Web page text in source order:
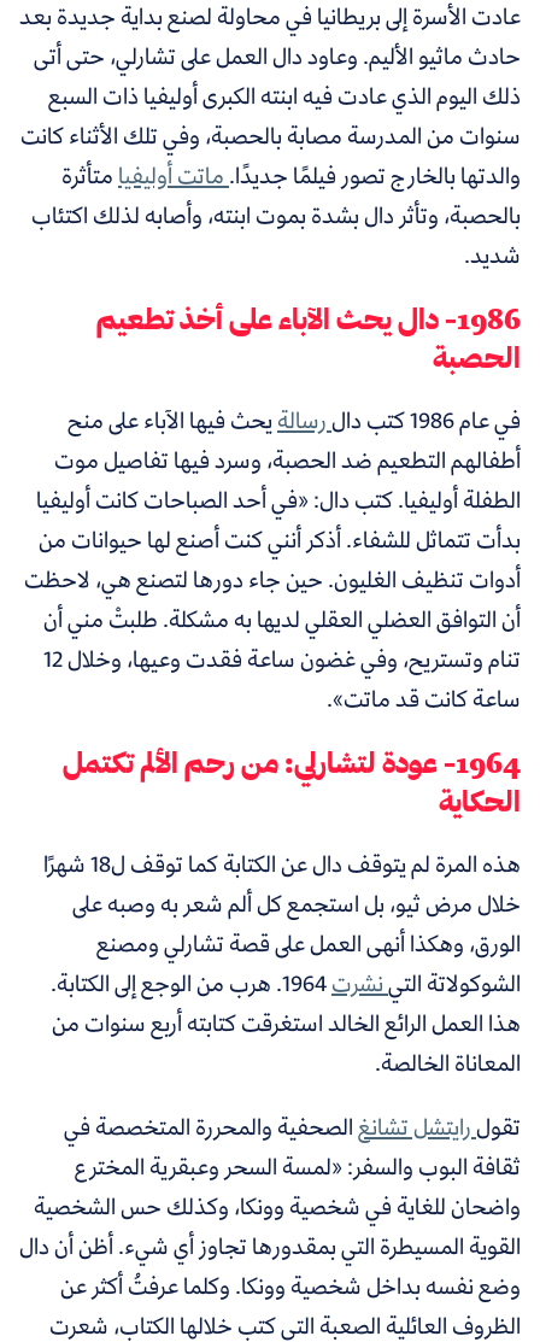
عادت الأسرة إلى بريطانيا في محاولة لصنع بداية جديدة بعد
حادث ماثيو الأليم. وعاود دال العمل على تشارلي، حتى أتى
ذلك اليوم الذي عادت فيه ابنته الكبرى أوليفيا ذات السبع
سنوات من المدرسة مصابة بالحصبة، وفي تلك الأثناء كانت
والدتها بالخارج تصور فيلمًا جديدًا.ماتت أوليفيامتأثرة
بالحصبة، وتأثر دال بشدة بموت ابنته، وأصابه لذلك اكتئاب
شديد.
1986- دال يحث الآباء على أخذ تطعيم
الحصبة
في عام 1986 كتب دال رسالةيحث فيها الآباء على منح
أطفالهم التطعيم ضد الحصبة، وسرد فيها تفاصيل موت
الطفلة أوليفيا. كتب دال: «في أحد الصباحات كانت أوليفيا
بدأت تتماثل للشفاء. أذكر أنني كنت أصنع لها حيوانات من
أدوات تنظيف الغليون. حين جاء دورها لتصنع هي، لاحظت
أن التوافق العضلي العقلي لديها به مشكلة. طلبتْ مني أن
تنام وتستريح، وفي غضون ساعة فقدت وعيها، وخلال 12
ساعة كانت قد ماتت».
1964
-عودة لتشارلي: من رحم الألم تكتمل
الحكاية
هذه المرة لم يتوقف دال عن الكتابة كما توقف ل18 شهرًا
خلال مرض ثيو، بل استجمع كل ألم شعر به وصبه على
الورق، وهكذا أنهى العمل على قصة تشارلي ومصنع
الشوكولاتة التينشرت
1964. هرب من الوجع إلى الكتابة.
هذا العمل الرائع الخالد استغرقت كتابته أربع سنوات من
المعاناة الخالصة.
تقولرايتشل تشانغالصحفية والمحررة المتخصصة في
ثقافة البوب والسفر: «لمسة السحر وعبقرية المخترع
واضحان للغاية في شخصية وونكا، وكذلك حس الشخصية
القوية المسيطرة التي بمقدورها تجاوز أي شيء. أظن أن دال
وضع نفسه بداخل شخصية وونكا. وكلما عرفتُ أكثر عن
الظروف العائلية الصعبة التي كتب خلالها الكتاب، شعرت